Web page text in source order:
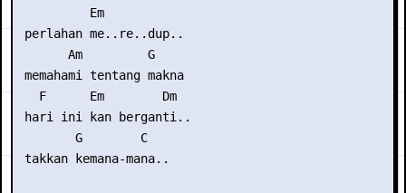
          Em
perlahan me..re..dup..
       Am         G
memahami tentang makna
   F      Em        Dm
hari ini kan berganti..
        G        C
takkan kemana-mana..